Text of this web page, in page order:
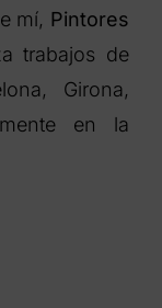
mí, Pintores
trabajos de
Girona,
en la